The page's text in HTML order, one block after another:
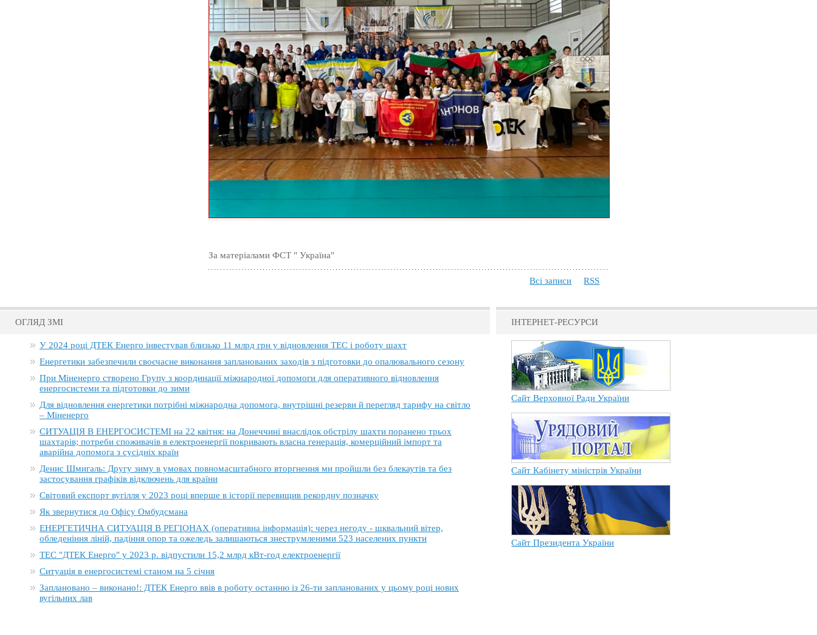
За матеріалами ФСТ " Україна"
Всі записи RSS
ОГЛЯД ЗМІ
У 2024 році ДТЕК Енерго інвестував близько 11 млрд грн у відновлення ТЕС і роботу шахт
Енергетики забезпечили своєчасне виконання запланованих заходів з підготовки до опалювального сезону
При Міненерго створено Групу з координації міжнародної допомоги для оперативного відновлення
енергосистеми та підготовки до зими
Для відновлення енергетики потрібні міжнародна допомога, внутрішні резерви й перегляд тарифу на світло
– Міненерго
СИТУАЦІЯ В ЕНЕРГОСИСТЕМІ на 22 квітня: на Донеччині внаслідок обстрілу шахти поранено трьох
шахтарів; потреби споживачів в електроенергії покривають власна генерація, комерційний імпорт та
аварійна допомога з сусідніх країн
Денис Шмигаль: Другу зиму в умовах повномасштабного вторгнення ми пройшли без блекаутів та без
застосування графіків відключень для країни
Світовий експорт вугілля у 2023 році вперше в історії перевищив рекордну позначку
Як звернутися до Офісу Омбудсмана
ЕНЕРГЕТИЧНА СИТУАЦІЯ В РЕГІОНАХ (оперативна інформація): через негоду - шквальний вітер,
обледеніння ліній, падіння опор та ожеледь залишаються знеструмленими 523 населених пункти
ТЕС "ДТЕК Енерго" у 2023 р. відпустили 15,2 млрд кВт-год електроенергії
Ситуація в енергосистемі станом на 5 січня
Заплановано – виконано!: ДТЕК Енерго ввів в роботу останню із 26-ти запланованих у цьому році нових
вугільних лав
ІНТЕРНЕТ-РЕСУРСИ
Сайт Верховної Ради України
Сайт Кабінету міністрів України
Сайт Президента України